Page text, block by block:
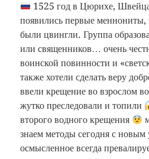
1525 год в Цюрихе,
появились первые меннониты,
были цвингли. Группа
или священников… очень
воинской повинности и
также хотели сделать веру
ввели крещение во взрослом
жутко преследовали и топили
второго водного крещения
знаем методы сегодня с новым
осмысленное всегда